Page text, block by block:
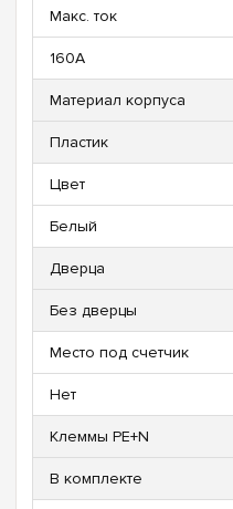
Макс. ток
160А
Материал корпуса
Пластик
Цвет
Белый
Дверца
Без дверцы
Место под счетчик
Нет
Клеммы PE+N
В комплекте